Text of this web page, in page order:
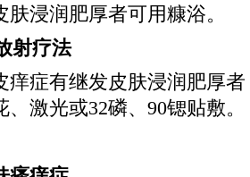
浸润肥厚者可用糠浴。
疗法
症有继发皮肤浸润肥厚者
激光或32磷、90锶贴敷。